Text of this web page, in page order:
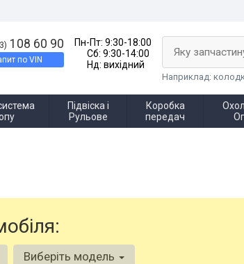
108 60 90
по VIN
Пн-Пт: 9:30-18:00
Сб: 9:30-14:00
Нд: вихідний
Яку
Наприклад:
Підвіска і
Рульове
Коробка
передач
Виберіть модель